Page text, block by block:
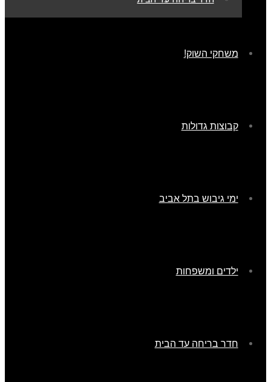
משחקי השוק!
קבוצות גדולות
ימי גיבוש בתל אביב
ילדים ומשפחות
חדר בריחה עד הבית